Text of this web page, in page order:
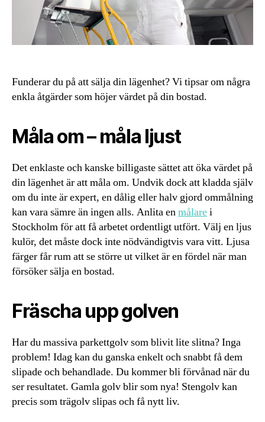
Funderar du på att sälja din lägenhet? Vi tipsar om några
enkla åtgärder som höjer värdet på din bostad.
Måla om – måla ljust
Det enklaste och kanske billigaste sättet att öka värdet på
din lägenhet är att måla om. Undvik dock att kladda själv
om du inte är expert, en dålig eller halv gjord ommålning
kan vara sämre än ingen alls. Anlita enmålarei
Stockholm för att få arbetet ordentligt utfört. Välj en ljus
kulör, det måste dock inte nödvändigtvis vara vitt. Ljusa
färger får rum att se större ut vilket är en fördel när man
försöker sälja en bostad.
Fräscha upp golven
Har du massiva parkettgolv som blivit lite slitna? Inga
problem! Idag kan du ganska enkelt och snabbt få dem
slipade och behandlade. Du kommer bli förvånad när du
ser resultatet. Gamla golv blir som nya! Stengolv kan
precis som trägolv slipas och få nytt liv.